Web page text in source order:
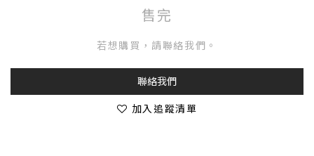
售完
若想購買，請聯絡我們。
聯絡我們
加入追蹤清單